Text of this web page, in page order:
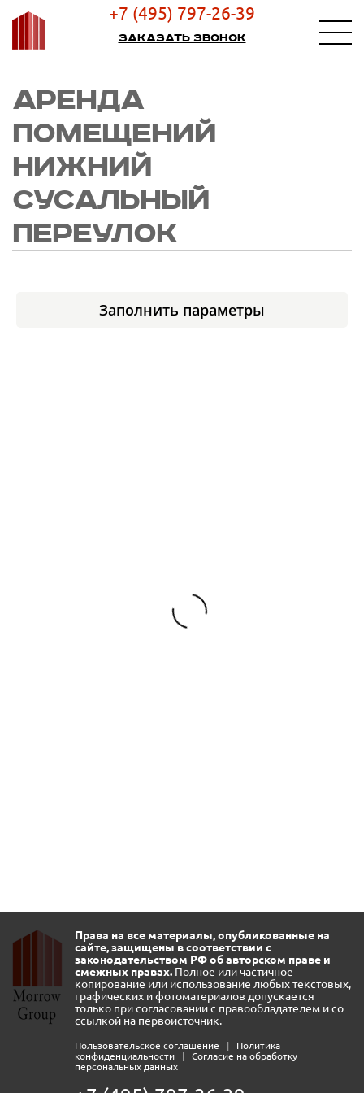
+7 (495) 797-26-39
Заказать звонок
АРЕНДА
ПОМЕЩЕНИЙ
НИЖНИЙ
СУСАЛЬНЫЙ
ПЕРЕУЛОК
Заполнить параметры
Права на все материалы, опубликованные на
сайте, защищены в соответствии с
законодательством РФ об авторском праве и
смежных правах. Полное или частичное
копирование или использование любых текстовых,
графических и фотоматериалов допускается
только при согласовании с правообладателем и со
ссылкой на первоисточник.
Пользовательское соглашение |
Политика
конфиденциальности
|
Согласие на обработку
персональных данных